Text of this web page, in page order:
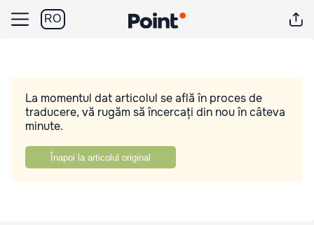
RO
La momentul dat articolul se află în proces de
traducere, vă rugăm să încercați din nou în câteva
minute.
Înapoi la articolul original